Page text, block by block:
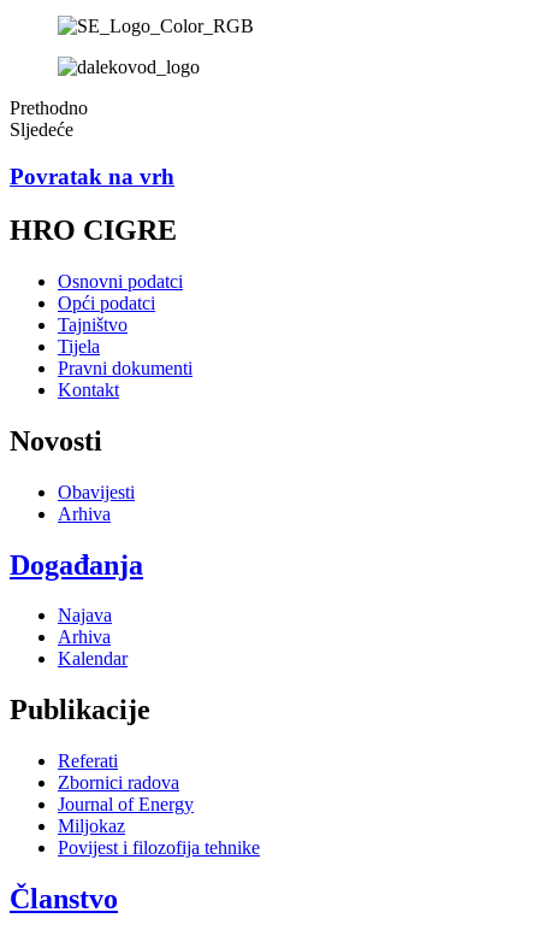
Prethodno
Sljedeće
Povratak na vrh
HRO CIGRE
Osnovni podatci
Opći podatci
Tajništvo
Tijela
Pravni dokumenti
Kontakt
Novosti
Obavijesti
Arhiva
Događanja
Najava
Arhiva
Kalendar
Publikacije
Referati
Zbornici radova
Journal of Energy
Miljokaz
Povijest i filozofija tehnike
Članstvo